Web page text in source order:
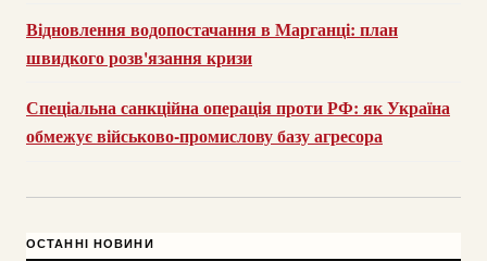
Відновлення водопостачання в Марганці: план
швидкого розв'язання кризи
Спеціальна санкційна операція проти РФ: як Україна
обмежує військово-промислову базу агресора
ОСТАННІ НОВИНИ